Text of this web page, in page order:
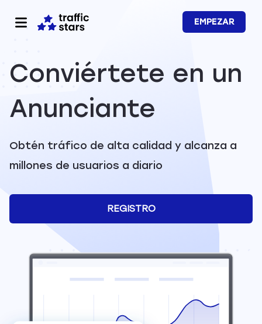
EMPEZAR
Conviértete en un
Anunciante
Obtén tráfico de alta calidad y alcanza a
millones de usuarios a diario
REGISTRO